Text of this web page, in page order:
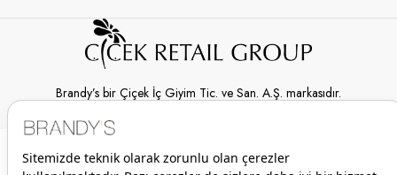
Brandy’s bir Çiçek İç Giyim Tic. ve San. A.Ş. markasıdır.
© 2026 Brandy’s | Her hakkı saklıdır.